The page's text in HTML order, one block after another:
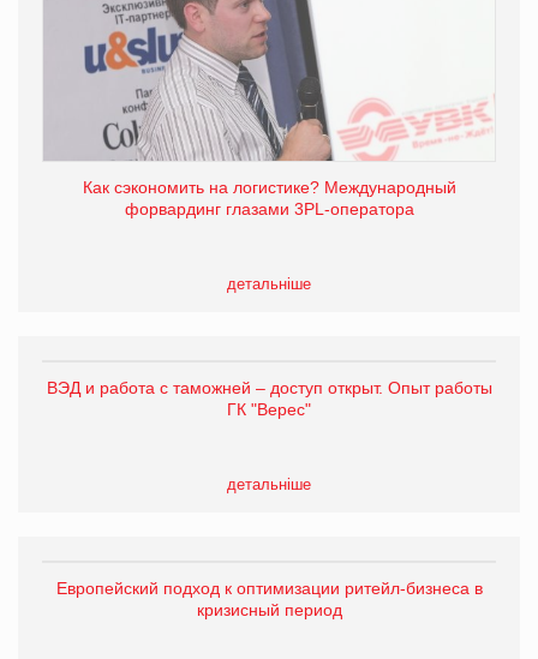
Как сэкономить на логистике? Международный
форвардинг глазами 3PL-оператора
детальніше
ВЭД и работа с таможней – доступ открыт. Опыт работы
ГК "Верес"
детальніше
Европейский подход к оптимизации ритейл-бизнеса в
кризисный период